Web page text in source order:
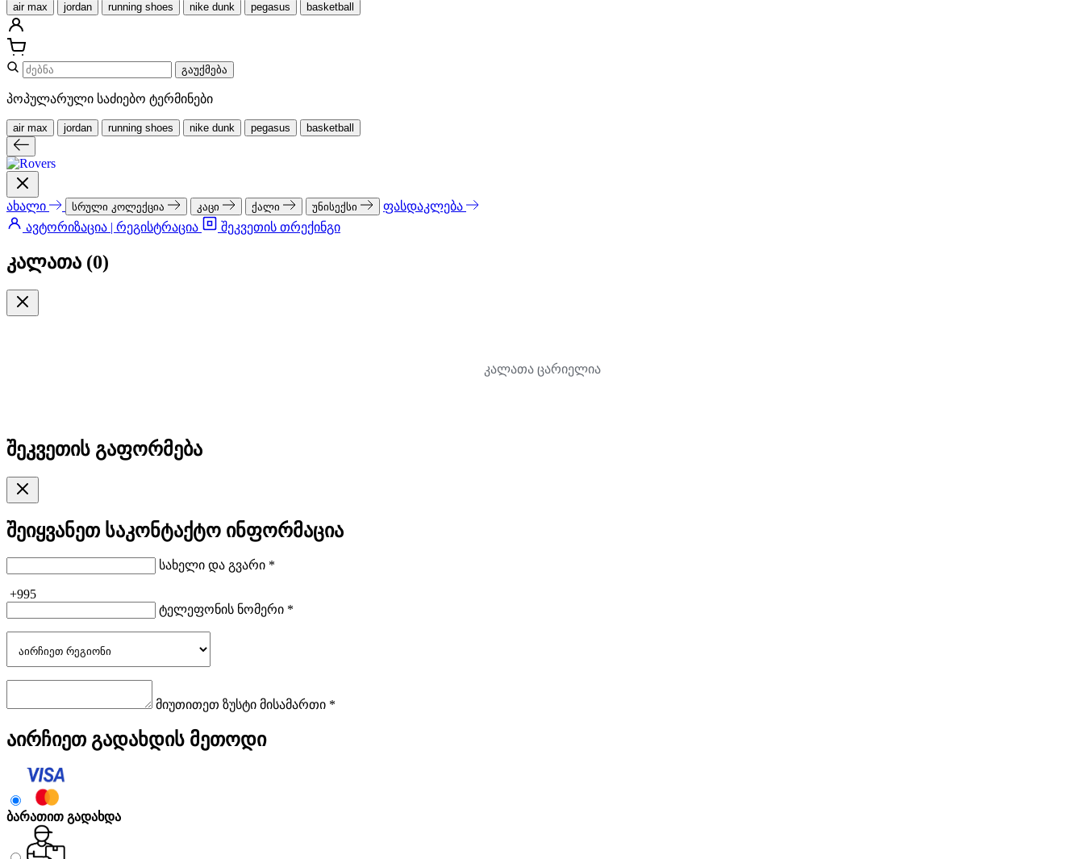
air max jordan running shoes nike dunk pegasus basketball
გაუქმება
პოპულარული საძიებო ტერმინები
air max jordan running shoes nike dunk pegasus basketball
ახალი სრული კოლექცია კაცი ქალი უნისექსი
ფასდაკლება
ავტორიზაცია | რეგისტრაცია
შეკვეთის თრექინგი
კალათა (0)
კალათა ცარიელია
შეკვეთის გაფორმება
შეიყვანეთ საკონტაქტო ინფორმაცია
სახელი და გვარი *
+995
ტელეფონის ნომერი *
მიუთითეთ ზუსტი მისამართი *
აირჩიეთ გადახდის მეთოდი
ბარათით გადახდა